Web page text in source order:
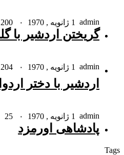
admin 1 ژانویه , 1970 ۰
گریختن اردشیر با
admin 1 ژانویه , 1970 ۰
اردشیر با دختر
admin 1 ژانویه , 1970 ۰
پادشاهى اورمزد
Tags